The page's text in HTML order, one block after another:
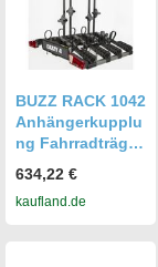
BUZZ RACK 1042
Anhängerkupplu
ng Fahrradträger
634,22 €
kaufland.de